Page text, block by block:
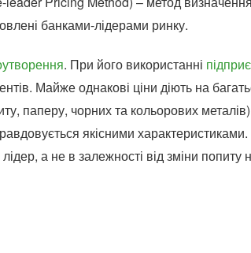
банками-лідерами ринку.
. При його використанні
Майже однакові ціни діють на
паперу, чорних та кольорових
якісними
а не в залежності від зміни